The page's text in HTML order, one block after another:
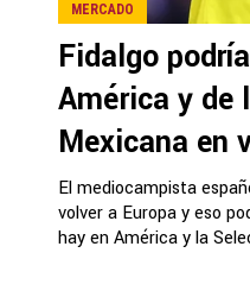
MERCADO
Fidalgo
América y de
Mexicana en
El mediocampista
volver a Europa y eso
hay en América y la